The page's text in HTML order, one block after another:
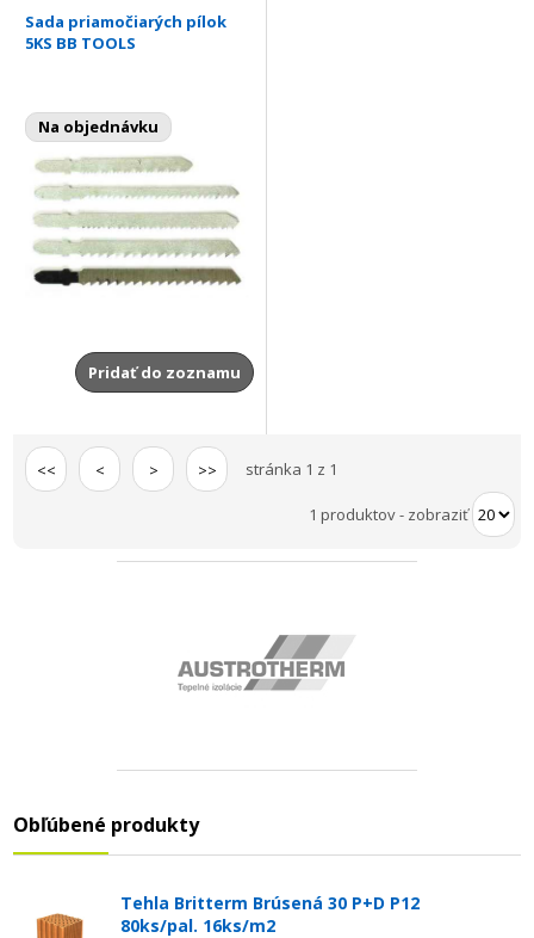
Sada priamočiarých pílok
5KS BB TOOLS
Na objednávku
Pridať do zoznamu
<< < > >> stránka 1 z 1
1 produktov- zobraziť
Obľúbené produkty
Tehla Britterm Brúsená 30 P+D P12
80ks/pal. 16ks/m2